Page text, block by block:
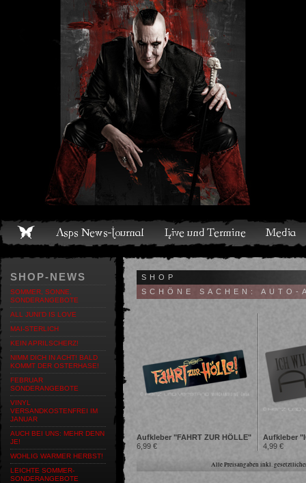
Live und Termine Media Shop Band Discografie
SHOP-NEWS
SOMMER, SONNE,
SONDERANGEBOTE
ALL JUNI'D IS LOVE
MAI-STERLICH
KEIN APRILSCHERZ!
NIMM DICH IN ACHT! BALD
KOMMT DER OSTERHASE!
FEBRUAR
SONDERANGEBOTE
VINYL
VERSANDKOSTENFREI IM
JANUAR
AUCH BEI UNS: MEHR DENN
JE!
WOHLIG WARMER HERBST!
LEICHTE SOMMER-
SONDERANGEBOTE
SHOP
SCHÖNE SACHEN:
Aufkleber "FAHRT ZUR HÖLLE"
6,99 €
4,99 €
Alle Preisangaben inkl.